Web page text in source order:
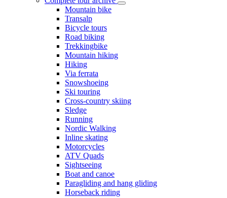
Mountain bike
Transalp
Bicycle tours
Road biking
Trekkingbike
Mountain hiking
Hiking
Via ferrata
Snowshoeing
Ski touring
Cross-country skiing
Sledge
Running
Nordic Walking
Inline skating
Motorcycles
ATV Quads
Sightseeing
Boat and canoe
Paragliding and hang gliding
Horseback riding